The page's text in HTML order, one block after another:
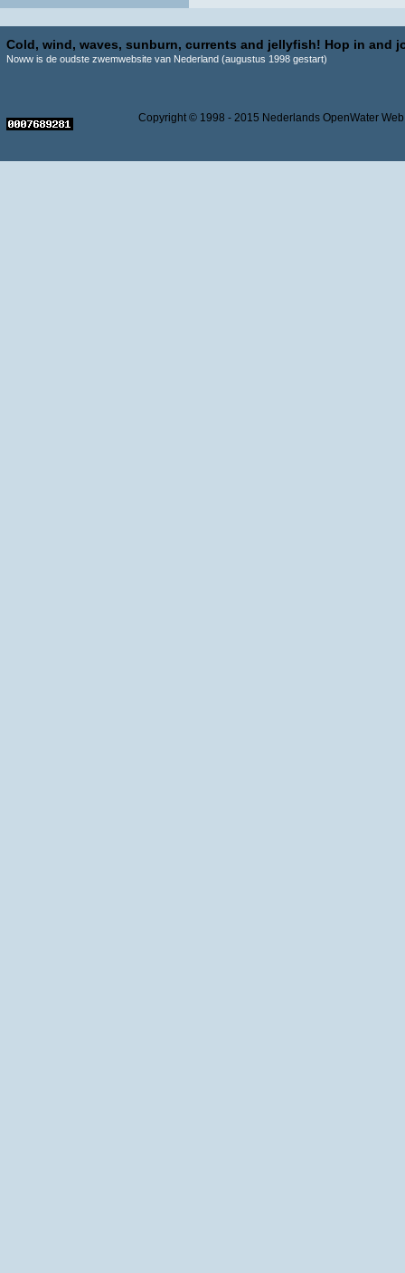
Cold, wind, waves, sunburn, currents and jellyfish! Hop in and
Noww is de oudste zwemwebsite van Nederland (augustus 1998 gestart)
Copyright © 1998 - 2015 Nederlands OpenWater